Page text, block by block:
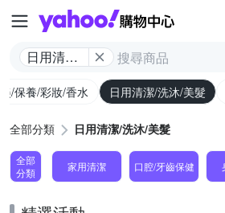
Yahoo
日用清潔/
/保養/彩妝/香水 日用清潔/洗沐/美髮
全部分類 日用清潔/洗沐/美髮
全部
分類
家用清潔 口腔/牙齒保健